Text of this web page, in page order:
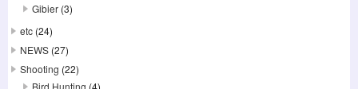
Gibier (3)
etc (24)
NEWS (27)
Shooting (22)
Bird Hunting (4)